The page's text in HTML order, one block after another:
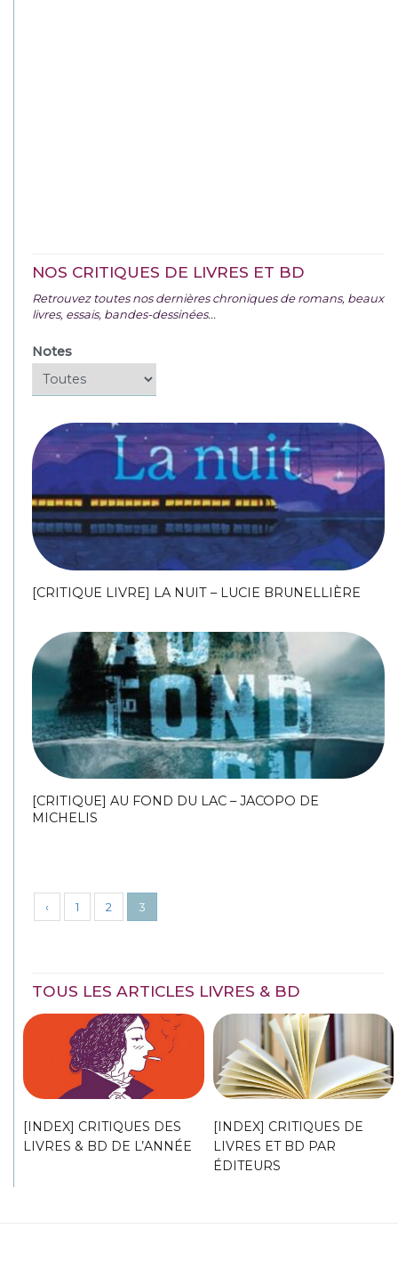
NOS CRITIQUES DE LIVRES ET BD
Retrouvez toutes nos dernières chroniques de romans, beaux
livres, essais, bandes-dessinées...
Notes
[CRITIQUE LIVRE] LA NUIT – LUCIE BRUNELLIÈRE
[CRITIQUE] AU FOND DU LAC – JACOPO DE
MICHELIS
‹ 1 2 3
TOUS LES ARTICLES LIVRES & BD
[INDEX] CRITIQUES DES
LIVRES & BD DE L’ANNÉE
[INDEX] CRITIQUES DE
LIVRES ET BD PAR
ÉDITEURS